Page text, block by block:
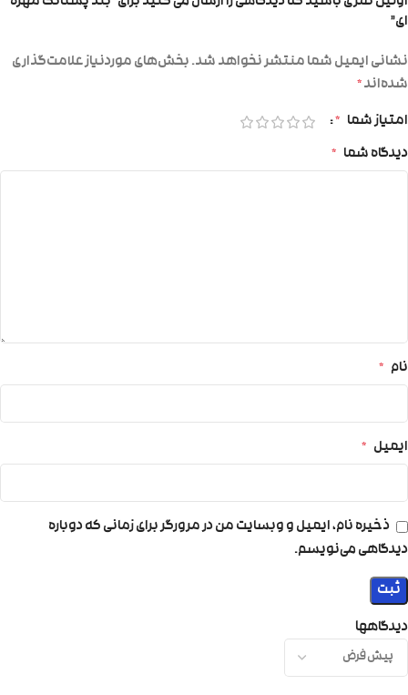
دیدگاهها
ای”
نشانی ایمیل شما منتشر نخواهد شد.بخش‌های موردنیاز علامت‌گذاری
شده‌اند*
امتیاز شما *
دیدگاه شما *
نام *
ایمیل *
ذخیره نام، ایمیل و وبسایت من در مرورگر برای زمانی که دوباره
دیدگاهی می‌نویسم.